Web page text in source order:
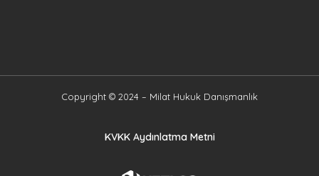
Copyright © 2024 – Milat Hukuk Danışmanlık
KVKK Aydınlatma Metni